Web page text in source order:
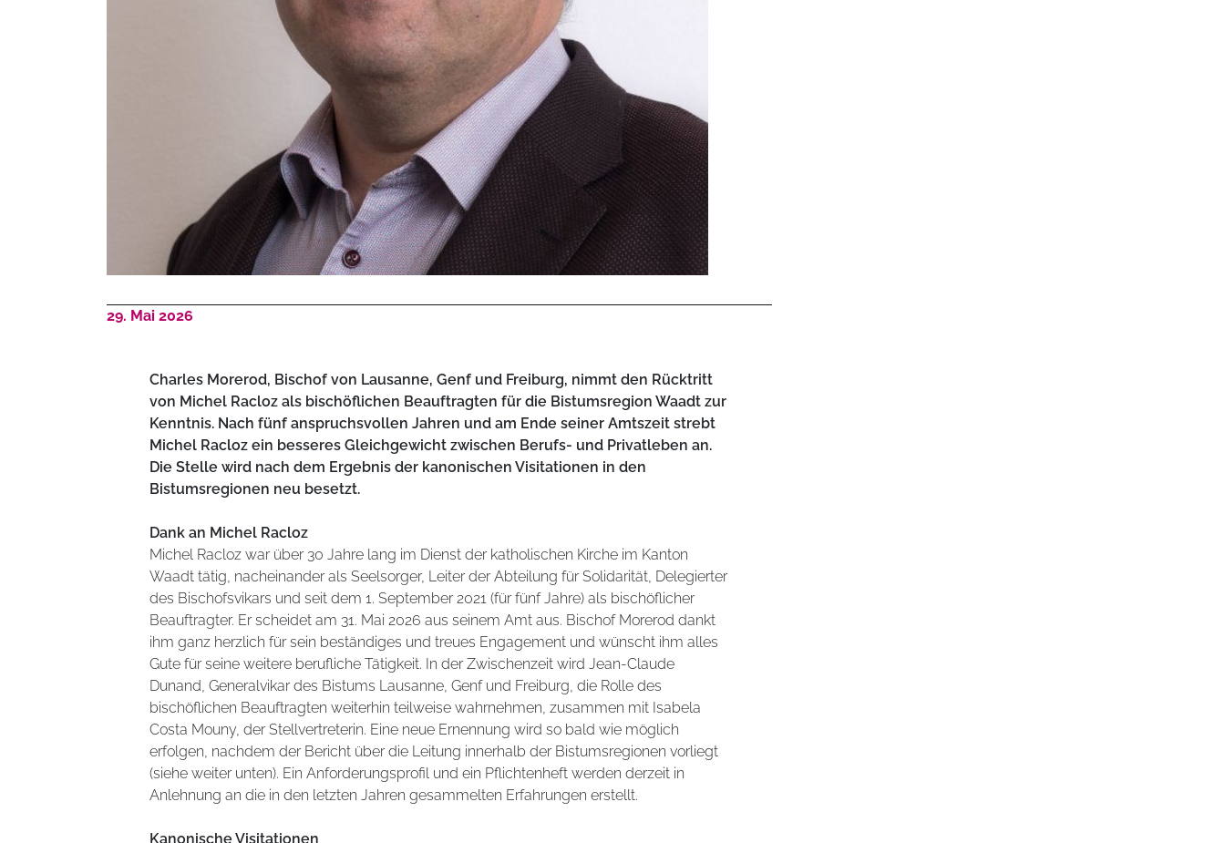
29. Mai 2026
Charles Morerod, Bischof von Lausanne, Genf und Freiburg, nimmt den Rücktritt
von Michel Racloz als bischöflichen Beauftragten für die Bistumsregion Waadt zur
Kenntnis. Nach fünf anspruchsvollen Jahren und am Ende seiner Amtszeit strebt
Michel Racloz ein besseres Gleichgewicht zwischen Berufs- und Privatleben an.
Die Stelle wird nach dem Ergebnis der kanonischen Visitationen in den
Bistumsregionen neu besetzt.
Dank an Michel Racloz
Michel Racloz war über 30 Jahre lang im Dienst der katholischen Kirche im Kanton
Waadt tätig, nacheinander als Seelsorger, Leiter der Abteilung für Solidarität, Delegierter
des Bischofsvikars und seit dem 1. September 2021 (für fünf Jahre) als bischöflicher
Beauftragter. Er scheidet am 31. Mai 2026 aus seinem Amt aus. Bischof Morerod dankt
ihm ganz herzlich für sein beständiges und treues Engagement und wünscht ihm alles
Gute für seine weitere berufliche Tätigkeit. In der Zwischenzeit wird Jean-Claude
Dunand, Generalvikar des Bistums Lausanne, Genf und Freiburg, die Rolle des
bischöflichen Beauftragten weiterhin teilweise wahrnehmen, zusammen mit Isabela
Costa Mouny, der Stellvertreterin. Eine neue Ernennung wird so bald wie möglich
erfolgen, nachdem der Bericht über die Leitung innerhalb der Bistumsregionen vorliegt
(siehe weiter unten). Ein Anforderungsprofil und ein Pflichtenheft werden derzeit in
Anlehnung an die in den letzten Jahren gesammelten Erfahrungen erstellt.
Kanonische Visitationen